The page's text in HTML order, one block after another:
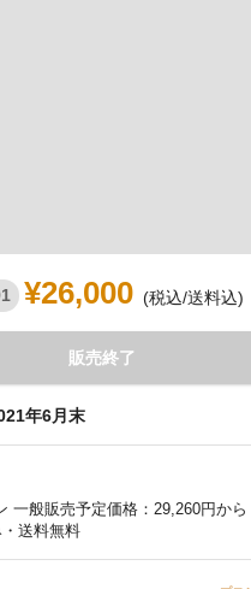
¥26,000 (税込/送料込)
販売終了
年6月末
一般販売予定価格：29,260円から
送料無料